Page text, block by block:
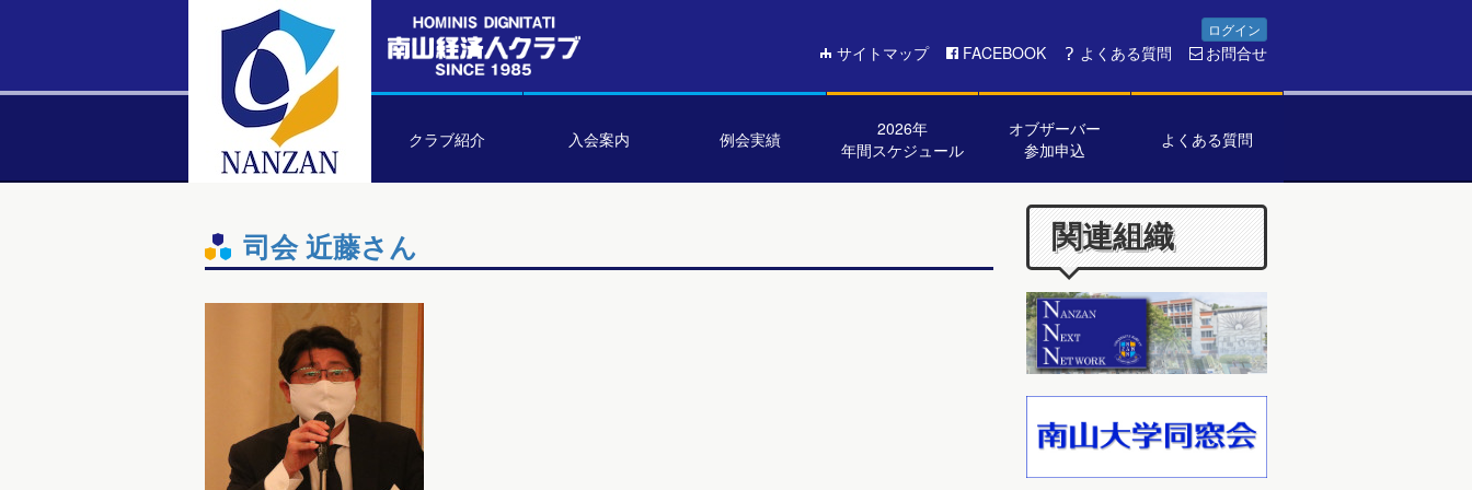
ログイン
サイトマップ FACEBOOK よくある質問 お問合せ
クラブ紹介 入会案内 例会実績
2026年
年間スケジュール
オブザーバー
参加申込
よくある質問
司会 近藤さん 関連組織